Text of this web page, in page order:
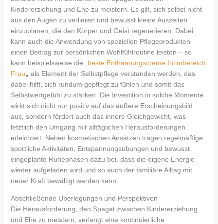
Kindererziehung und Ehe zu meistern. Es gilt, sich selbst nicht
aus den Augen zu verlieren und bewusst kleine Auszeiten
einzuplanen, die den Körper und Geist regenerieren. Dabei
kann auch die Anwendung von speziellen Pflegeprodukten
einen Beitrag zur persönlichen Wohlfühlroutine leisten – so
kann beispielsweise die „ beste Enthaarungscreme Intimbereich
Frau„ als Element der Selbstpflege verstanden werden, das
dabei hilft, sich rundum gepflegt zu fühlen und somit das
Selbstwertgefühl zu stärken. Die Investition in solche Momente
wirkt sich nicht nur positiv auf das äußere Erscheinungsbild
aus, sondern fördert auch das innere Gleichgewicht, was
letztlich den Umgang mit alltäglichen Herausforderungen
erleichtert. Neben kosmetischen Ansätzen tragen regelmäßige
sportliche Aktivitäten, Entspannungsübungen und bewusst
eingeplante Ruhephasen dazu bei, dass die eigene Energie
wieder aufgeladen wird und so auch der familiäre Alltag mit
neuer Kraft bewältigt werden kann.
Abschließende Überlegungen und Perspektiven
Die Herausforderung, den Spagat zwischen Kindererziehung
und Ehe zu meistern, verlangt eine kontinuierliche